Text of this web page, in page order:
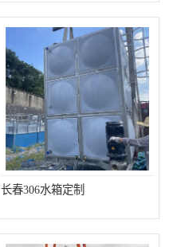
长春306水箱定制